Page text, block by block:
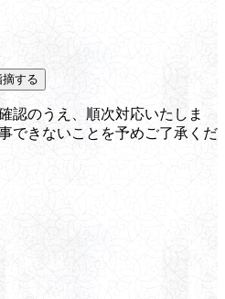
摘する
認のうえ、順次対応いたしま
できないことを予めご了承くだ